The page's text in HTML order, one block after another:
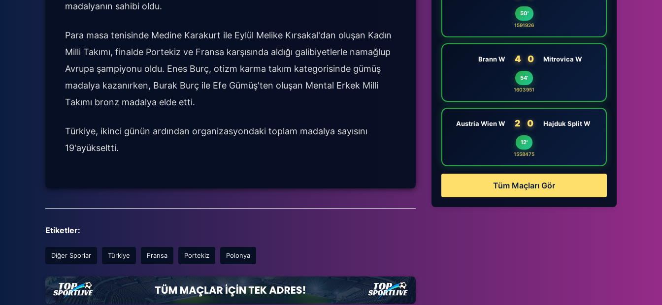
madalyanın sahibi oldu.
Para masa tenisinde Medine Karakurt ile Eylül Melike Kırsakal'dan oluşan Kadın
Milli Takımı, finalde Portekiz ve Fransa karşısında aldığı galibiyetlerle namağlup
Avrupa şampiyonu oldu. Enes Burç, otizm karma takım kategorisinde gümüş
madalya kazanırken, Burak Burç ile Efe Gümüş'ten oluşan Mental Erkek Milli
Takımı bronz madalya elde etti.
Türkiye, ikinci günün ardından organizasyondaki toplam madalya sayısını
19'ayükseltti.
Etiketler:
Diğer Sporlar Türkiye Fransa Portekiz Polonya
50'
1591926
Brann W 4 0 Mitrovica W
54'
1603951
Austria Wien W 2 0 Hajduk Split W
12'
1558475
Tüm Maçları Gör